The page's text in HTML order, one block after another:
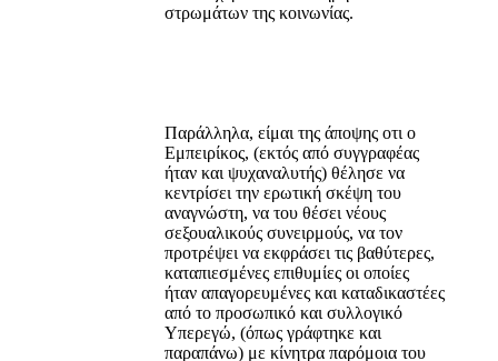
στρωμάτων της κοινωνίας.
Παράλληλα, είμαι της άποψης οτι ο
Εμπειρίκος, (εκτός από συγγραφέας
ήταν και ψυχαναλυτής) θέλησε να
κεντρίσει την ερωτική σκέψη του
αναγνώστη, να του θέσει νέους
σεξουαλικούς συνειρμούς, να τον
προτρέψει να εκφράσει τις βαθύτερες,
καταπιεσμένες επιθυμίες οι οποίες
ήταν απαγορευμένες και καταδικαστέες
από το προσωπικό και συλλογικό
Υπερεγώ, (όπως γράφτηκε και
παραπάνω) με κίνητρα παρόμοια του